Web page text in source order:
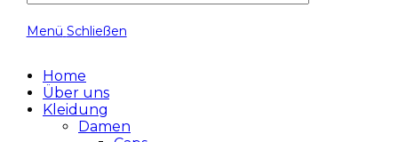
Menü Schließen
Home
Über uns
Kleidung
Damen